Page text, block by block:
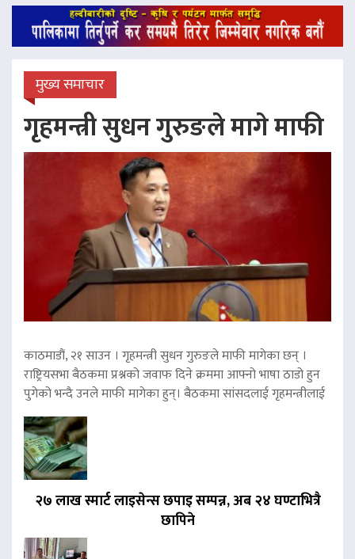
मुख्य समाचार
गृहमन्त्री सुधन गुरुङले मागे माफी
काठमाडौं, २१ साउन । गृहमन्त्री सुधन गुरुङले माफी मागेका छन् ।
राष्ट्रियसभा बैठकमा प्रश्नको जवाफ दिने क्रममा आफ्नो भाषा ठाडो हुन
पुगेको भन्दै उनले माफी मागेका हुन्। बैठकमा सांसदलाई गृहमन्त्रीलाई
२७ लाख स्मार्ट लाइसेन्स छपाइ सम्पन्न, अब २४ घण्टाभित्रै
छापिने